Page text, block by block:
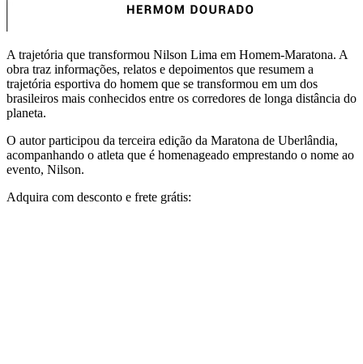
A trajetória que transformou Nilson Lima em Homem-Maratona. A
obra traz informações, relatos e depoimentos que resumem a
trajetória esportiva do homem que se transformou em um dos
brasileiros mais conhecidos entre os corredores de longa distância do
planeta.
O autor participou da terceira edição da Maratona de Uberlândia,
acompanhando o atleta que é homenageado emprestando o nome ao
evento, Nilson.
Adquira com desconto e frete grátis: